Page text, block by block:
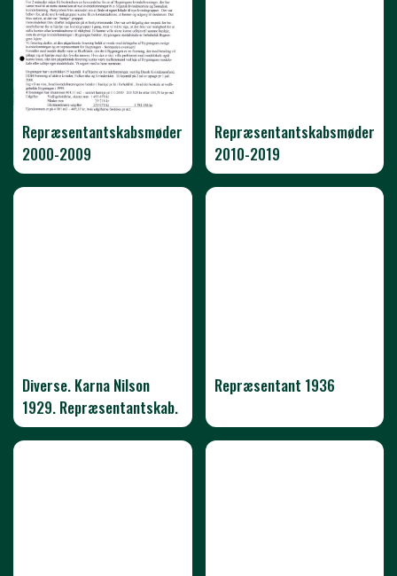
Repræsentantskabsmøder
2000-2009
Repræsentantskabsmøder
2010-2019
Diverse. Karna Nilson
1929. Repræsentantskab.
Repræsentant 1936